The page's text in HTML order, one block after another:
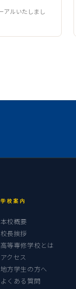
アルいたしまし
学校案内
本校概要
校長挨拶
高等専修学校とは
アクセス
地方学生の方へ
よくある質問